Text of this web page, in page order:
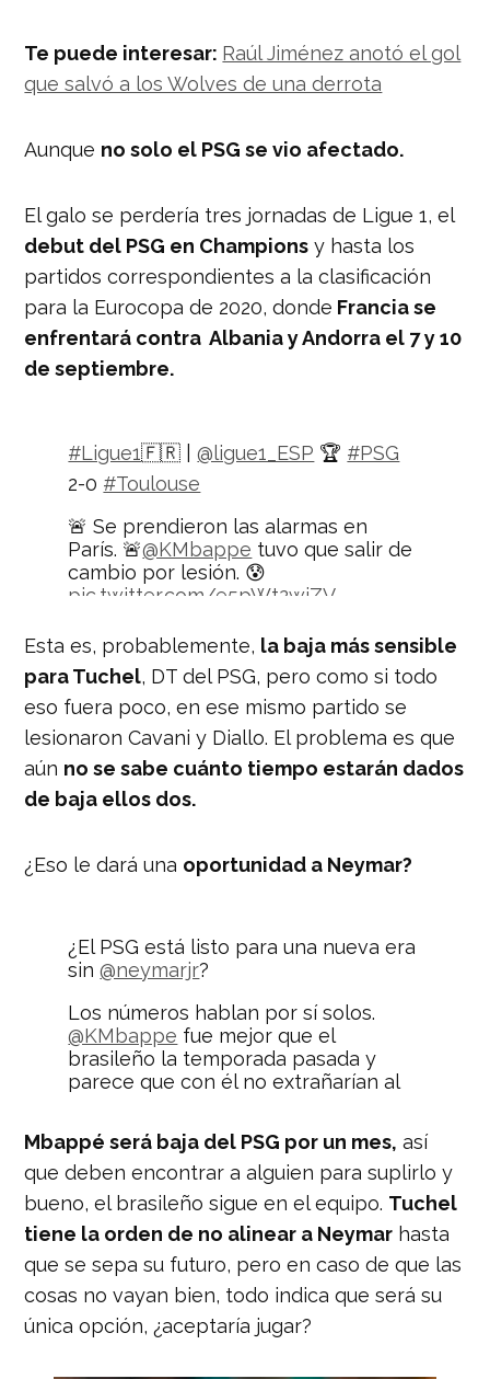
Te puede interesar: Raúl Jiménez anotó el gol
que salvó a los Wolves de una derrota
Aunque no solo el PSG se vio afectado.
El galo se perdería tres jornadas de Ligue 1, el
debut del PSG en Champions y hasta los
partidos correspondientes a la clasificación
para la Eurocopa de 2020, donde Francia se
enfrentará contra Albania y Andorra el 7 y 10
de septiembre.
#Ligue1🇫🇷 |@ligue1_ESP 🏆 #PSG
2-0 #Toulouse
🚨 Se prendieron las alarmas en
París. 🚨@KMbappe tuvo que salir de
cambio por lesión. 😰
pic.twitter.com/e5pWt2wiZV
— Nación Deportes
(@naciondeportes_) August 25, 2019
Esta es, probablemente, la baja más sensible
para Tuchel, DT del PSG, pero como si todo
eso fuera poco, en ese mismo partido se
lesionaron Cavani y Diallo. El problema es que
aún no se sabe cuánto tiempo estarán dados
de baja ellos dos.
¿Eso le dará una oportunidad a Neymar?
¿El PSG está listo para una nueva era
sin@neymarjr?
Los números hablan por sí solos.
@KMbappe fue mejor que el
brasileño la temporada pasada y
parece que con él no extrañarían al
— Nación Deportes
(@naciondeportes_)
August 16, 2019
Mbappé será baja del PSG por un mes, así
que deben encontrar a alguien para suplirlo y
bueno, el brasileño sigue en el equipo. Tuchel
tiene la orden de no alinear a Neymar hasta
que se sepa su futuro, pero en caso de que las
cosas no vayan bien, todo indica que será su
única opción, ¿aceptaría jugar?